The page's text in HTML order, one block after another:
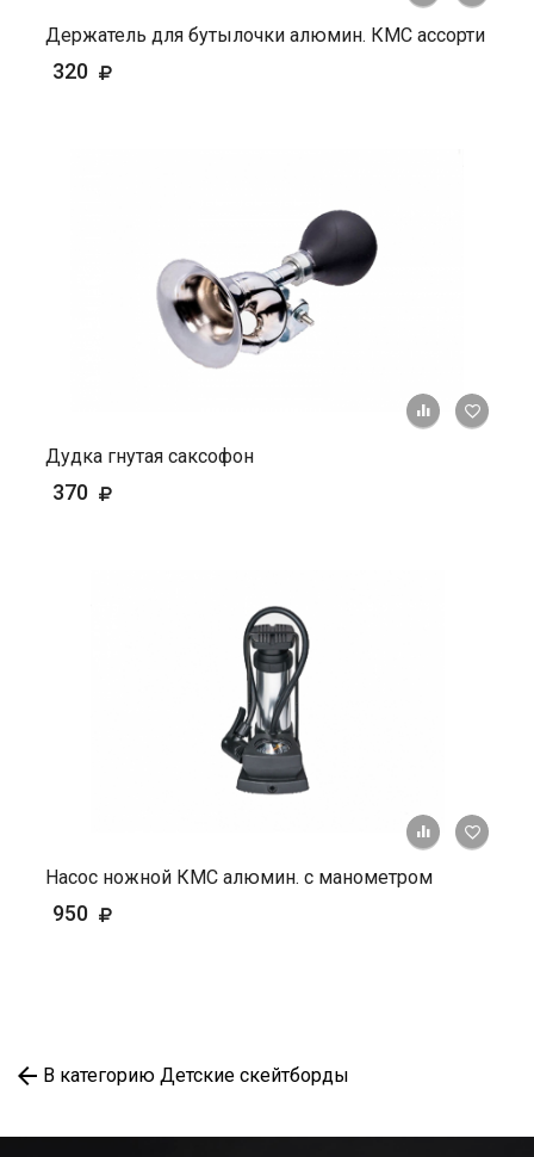
Держатель для бутылочки алюмин. КМС ассорти
320
+ К
Дудка гнутая саксофон
370
+ К
Насос ножной КМС алюмин. с манометром
950
В категорию Детские скейтборды